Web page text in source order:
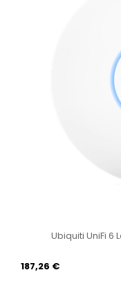
Ubiquiti UniFi 6
187,26 €